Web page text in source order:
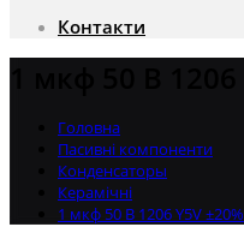
Контакти
Головна
Пасивні компоненти
Конденсаторы
Керамічні
1 мкф 50 В 1206 Y5V ±20%